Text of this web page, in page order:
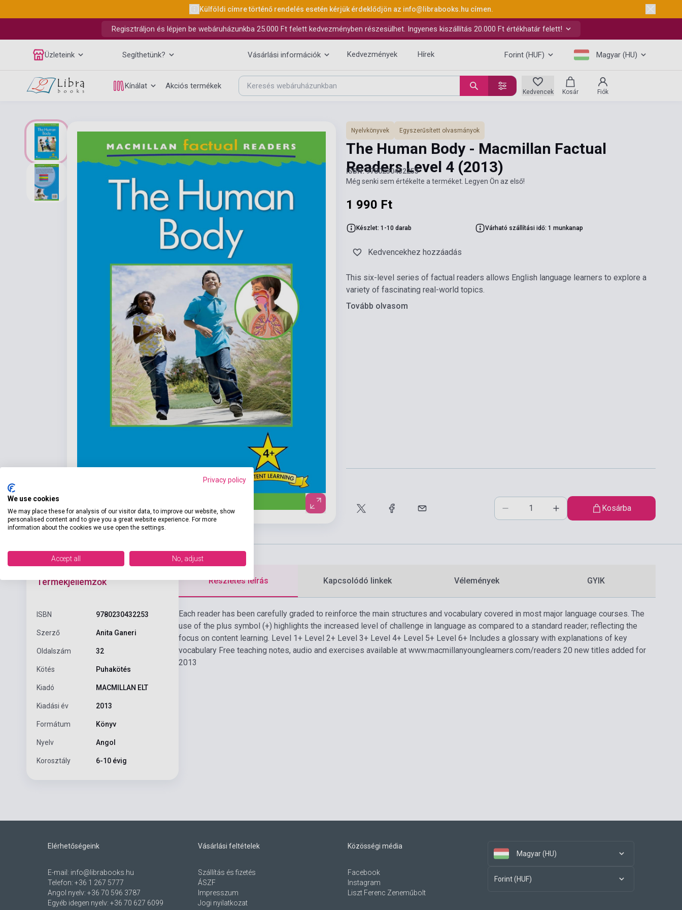
Külföldi címre történő rendelés esetén kérjük érdeklődjön az info@librabooks.hu címen.
Regisztráljon és lépjen be webáruházunkba 25.000 Ft felett kedvezményben részesülhet. Ingyenes kiszállítás 20.000 Ft értékhatár felett!
Üzleteink Segíthetünk? Vásárlási információk Kedvezmények Hírek Forint (HUF) Magyar (HU)
Kínálat Akciós termékek
Kedvencek Kosár Fiók
Nyelvkönyvek Egyszerűsített olvasmányok
The Human Body - Macmillan Factual
Readers Level 4 (2013)
ISBN: 9780230432253
Még senki sem értékelte a terméket. Legyen Ön az első!
1 990 Ft
Készlet: 1-10 darab Várható szállítási idő: 1 munkanap
Kedvencekhez hozzáadás
This six-level series of factual readers allows English language learners to explore a
variety of fascinating real-world topics.
Tovább olvasom
Kosárba
Termékjellemzők
ISBN 9780230432253
Szerző Anita Ganeri
Oldalszám 32
Kötés Puhakötés
Kiadó MACMILLAN ELT
Kiadási év 2013
Formátum Könyv
Nyelv Angol
Korosztály 6-10 évig
Részletes leírás Kapcsolódó linkek Vélemények GYIK
Each reader has been carefully graded to reinforce the main structures and vocabulary covered in most major language courses. The
use of the plus symbol (+) highlights the increased level of challenge in language as compared to a standard reader; reflecting the
focus on content learning. Level 1+ Level 2+ Level 3+ Level 4+ Level 5+ Level 6+ Includes a glossary with explanations of key
vocabulary Free teaching notes, audio and exercises available at www.macmillanyounglearners.com/readers 20 new titles added for
2013
Elérhetőségeink
E-mail: info@librabooks.hu
Telefon: +36 1 267 5777
Angol nyelv: +36 70 596 3787
Egyéb idegen nyelv: +36 70 627 6099
Vásárlási feltételek
Szállítás és fizetés
ÁSZF
Impresszum
Jogi nyilatkozat
Közösségi média
Facebook
Instagram
Liszt Ferenc Zeneműbolt
Magyar (HU)
Forint (HUF)
Privacy policy
We use cookies
We may place these for analysis of our visitor data, to improve our website, show
personalised content and to give you a great website experience. For more
information about the cookies we use open the settings.
Accept all No, adjust